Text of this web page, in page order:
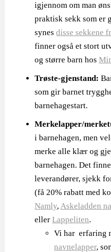
igjennom om man
praktisk sekk som er
synesdisse sekkene
finner også et stort
og større barn hos
Trøste-gjenstand:
som gir barnet
barnehagestart.
Merkelapper/
i barnehagen, men
merke alle klær og
barnehagen. Det
leverandører, sjekk
(få 20% rabatt med
Namly,Askeladden
ellerLappeliten.
Vi har erfaring
navnelapper,